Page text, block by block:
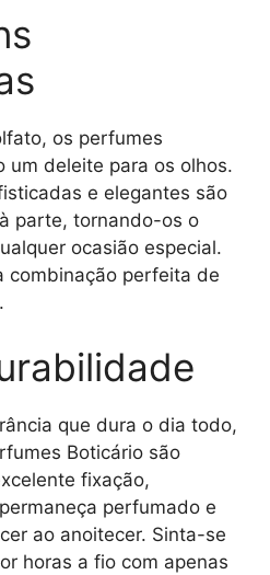
os perfumes
um deleite para os olhos.
e elegantes são
parte, tornando-os o
ocasião especial.
combinação perfeita de
que dura o dia todo,
Boticário são
fixação,
perfumado e
ao anoitecer. Sinta-se
horas a fio com apenas